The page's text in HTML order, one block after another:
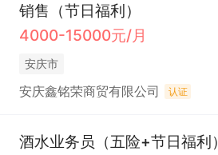
销售（节日福利）
4000-15000元/月
安庆市
安庆鑫铭荣商贸有限公司 认证
酒水业务员（五险+节日福利）